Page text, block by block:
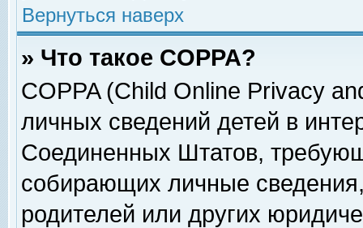
Вернуться наверх
» Что такое COPPA?
COPPA (Child Online Privacy
личных сведений детей в
Соединенных Штатов,
собирающих личные
родителей или других